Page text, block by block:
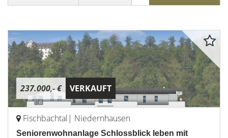
237.000,- € VERKAUFT
Fischbachtal| Niedernhausen
Seniorenwohnanlage Schlossblick leben mit